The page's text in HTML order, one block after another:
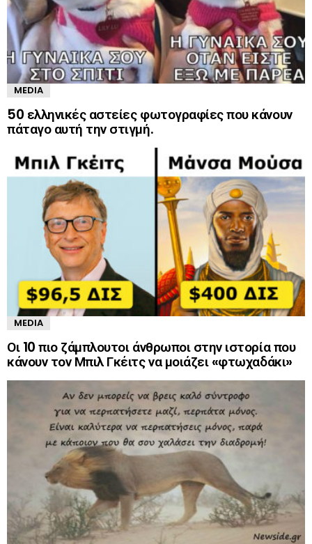
MEDIA
50 ελληνικές αστείες φωτογραφίες που κάνουν
πάταγο αυτή την στιγμή.
MEDIA
Οι 10 πιο ζάμπλουτοι άνθρωποι στην ιστορία που
κάνουν τον Μπιλ Γκέιτς να μοιάζει «φτωχαδάκι»